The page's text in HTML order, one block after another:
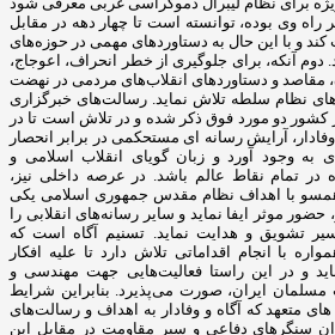
راه وی بوده، توانسته است تا چهار دهه در مقابل
و با این حال به دستاوردهای مهمی در حوزه‌های
دوم آنکه، برای جلوگیری از خطر انحراف، اعوجاج،
مقاصد و دستاوردهای انقلاب‌های مردمی در نهضت
نظام سلطه تلاش نماید. رسالت‌های خبرگزاری
کشور دو مورد فوق ذکر شده و در تلاش است تا در
آرایش رسانه ای مستحکمی در برابر انحصار
به وجود آورد و زبان گویای انقلاب اسلامی و
در تمام نقاط عالم باشد. در عرصه داخلی نیز،
با اهداف نظام مقدس جمهوری اسلامی یکی
موثر ایفا نماید و سایر رسانه‌های انقلابی را
تشویق و هدایت نماید. تسنیم آگاه است که
با انجام اقداماتی تلاش دارد تا علیه افکار
و در این راستا فعالیت‌هایی جهت مهندسی و
مسلمان ایران، صورت می‌پذیرد. بنابراین شرایط
متعهد که آگاه و وفادار به اهداف و رسالت‌های
سنگرهای دفاعی و سپر مقاومت در مقابل این